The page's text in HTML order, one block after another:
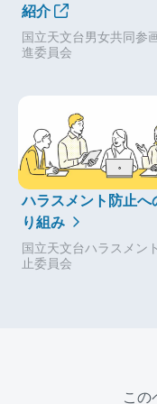
紹介
国立天文台男女共同参
進委員会
ハラスメント防止へ
り組み
国立天文台ハラスメン
止委員会
この